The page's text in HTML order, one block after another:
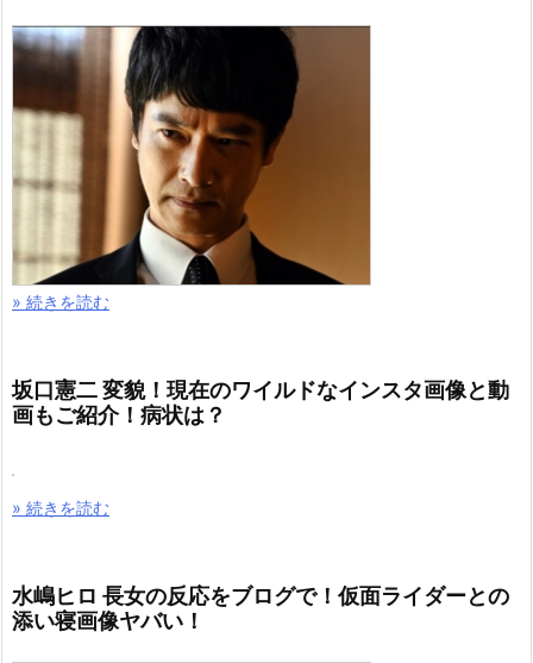
» 続きを読む
坂口憲二 変貌！現在のワイルドなインスタ画像と動
画もご紹介！病状は？
» 続きを読む
水嶋ヒロ 長女の反応をブログで！仮面ライダーとの
添い寝画像ヤバい！